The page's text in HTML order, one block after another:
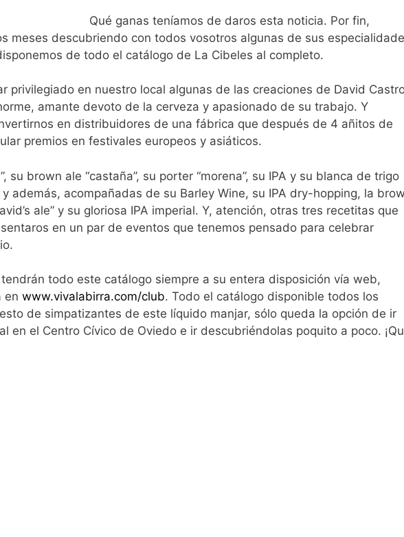
Qué ganas teníamos de daros esta noticia. Por fin,
meses descubriendo con todos vosotros algunas de sus
de todo el catálogo de La Cibeles al completo.
privilegiado en nuestro local algunas de las creaciones de David
amante devoto de la cerveza y apasionado de su trabajo. Y
en distribuidores de una fábrica que después de 4 añitos de
premios en festivales europeos y asiáticos.
su brown ale “castaña”, su porter “morena”, su IPA y su blanca de trigo
además, acompañadas de su Barley Wine, su IPA dry-hopping, la
ale” y su gloriosa IPA imperial. Y, atención, otras tres recetitas que
en un par de eventos que tenemos pensado para celebrar
todo este catálogo siempre a su entera disposición vía web,
en www.vivalabirra.com/club. Todo el catálogo disponible todos los
de simpatizantes de este líquido manjar, sólo queda la opción de ir
en el Centro Cívico de Oviedo e ir descubriéndolas poquito a poco.